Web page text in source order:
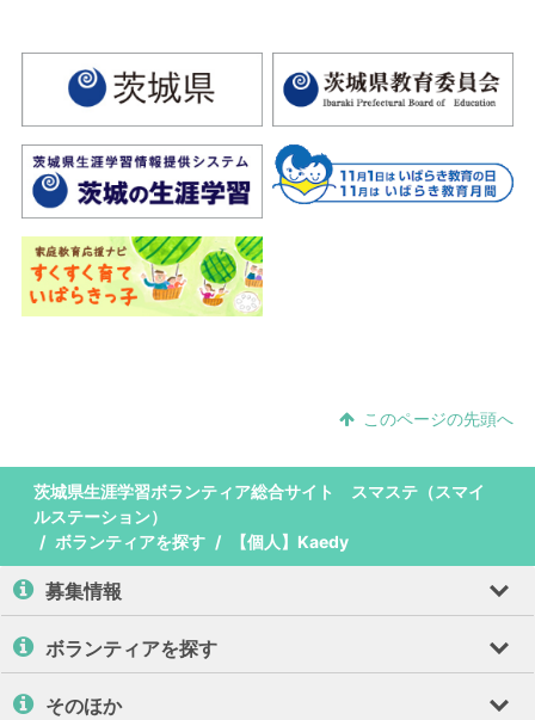
このページの先頭へ
茨城県生涯学習ボランティア総合サイト スマステ（スマイ
ルステーション）
ボランティアを探す
【個人】Kaedy
募集情報
ボランティアを探す
そのほか